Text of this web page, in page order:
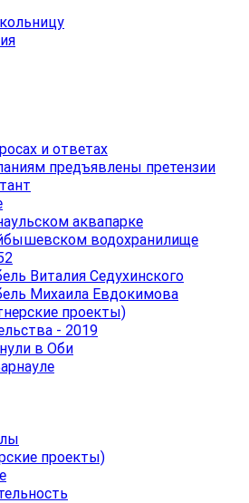
и ответах
предъявлены претензии
аквапарке
водохранилище
Виталия Седухинского
Михаила Евдокимова
проекты)
- 2019
в Оби
проекты)